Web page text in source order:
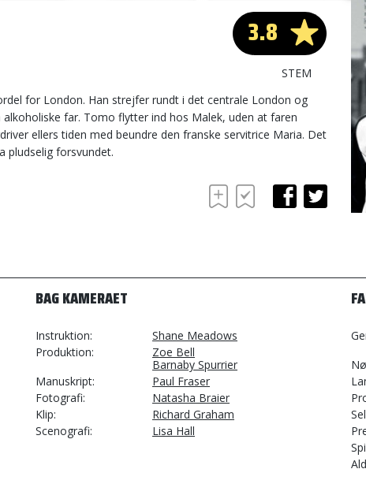
3.8
STEM
for London. Han strejfer rundt i det centrale London og
far. Tomo flytter ind hos Malek, uden at faren
ellers tiden med beundre den franske servitrice Maria. Det
pludselig forsvundet.
BAG KAMERAET
Instruktion
Shane Meadows
Produktion
Zoe Bell
Barnaby Spurrier
Manuskript
Paul Fraser
Fotografi
Natasha Braier
Klip
Richard Graham
Scenografi
Lisa Hall